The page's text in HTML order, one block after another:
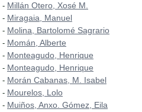
- Millán Otero, Xosé M.
- Miragaia, Manuel
- Molina, Bartolomé Sagrario
- Momán, Alberte
- Monteagudo, Henrique
- Monteagudo, Henrique
- Morán Cabanas, M. Isabel
- Mourelos, Lolo
- Muiños, Anxo. Gómez, Eila